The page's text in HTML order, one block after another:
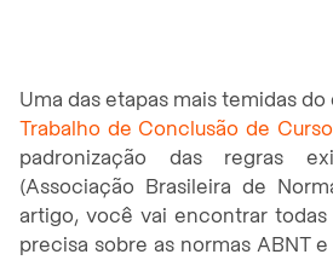
Uma das etapas mais temidas
Trabalho de Conclusão de Curso
padronização das regras
(Associação Brasileira de
artigo, você vai encontrar
precisa sobre as normas ABNT